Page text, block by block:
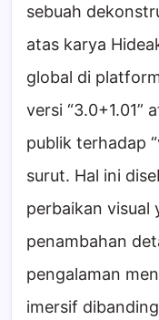
sebuah
atas karya
global di
versi “3.0+1.01”
publik terhadap
surut. Hal ini
perbaikan visual
penambahan
pengalaman
imersif